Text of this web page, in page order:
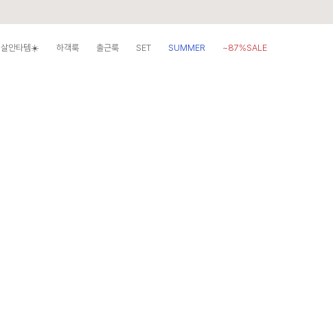
살안타템☀️ 하객룩 출근룩 SET SUMMER
~87%SALE